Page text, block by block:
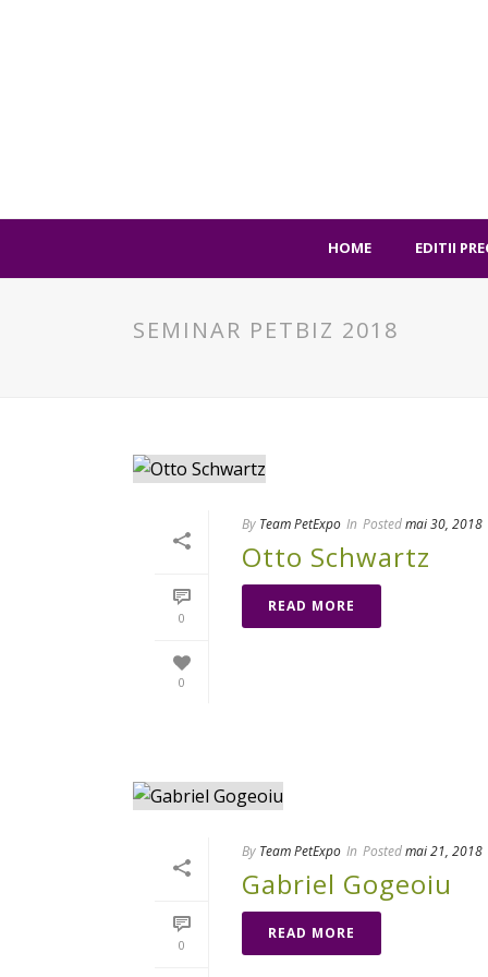
HOME EDITII
SEMINAR PETBIZ 2018
0
0
By Team PetExpo In Postedmai 30, 2018
Otto Schwartz
READ MORE
0
By Team PetExpo In Postedmai 21, 2018
Gabriel Gogeoiu
READ MORE